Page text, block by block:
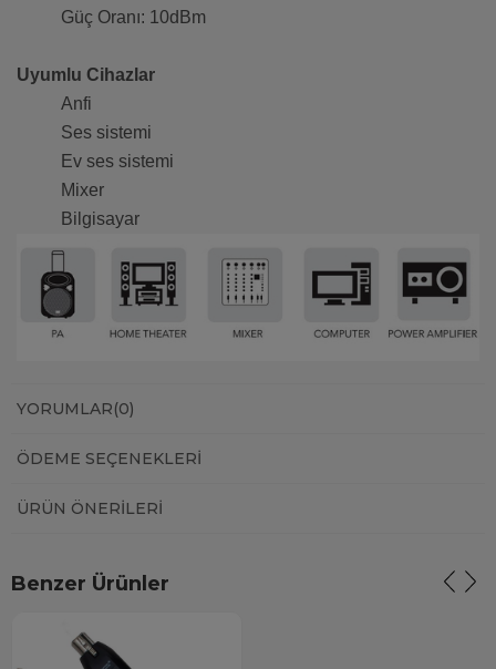
Güç Oranı: 10dBm
Uyumlu Cihazlar
Anfi
Ses sistemi
Ev ses sistemi
Mixer
Bilgisayar
YORUMLAR(0)
ÖDEME SEÇENEKLERI
ÜRÜN ÖNERILERI
Benzer Ürünler